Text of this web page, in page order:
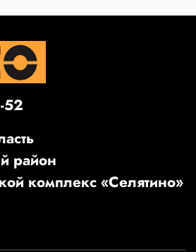
52
район
комплекс «Селятино»